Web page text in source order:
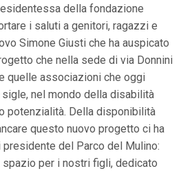
della fondazione
i saluti a genitori, ragazzi e
Simone Giusti che ha auspicato
che nella sede di via Donnini
quelle associazioni che oggi
sigle, nel mondo della disabilità
potenzialità. Della disponibilità
questo nuovo progetto ci ha
presidente del Parco del Mulino:
spazio per i nostri figli, dedicato